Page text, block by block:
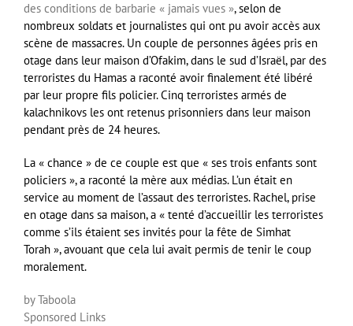
des conditions de barbarie « jamais vues », selon de
nombreux soldats et journalistes qui ont pu avoir accès aux
scène de massacres. Un couple de personnes âgées pris en
otage dans leur maison d’Ofakim, dans le sud d’Israël, par des
terroristes du Hamas a raconté avoir finalement été libéré
par leur propre fils policier. Cinq terroristes armés de
kalachnikovs les ont retenus prisonniers dans leur maison
pendant près de 24 heures.
La « chance » de ce couple est que « ses trois enfants sont
policiers », a raconté la mère aux médias. L’un était en
service au moment de l’assaut des terroristes. Rachel, prise
en otage dans sa maison, a « tenté d’accueillir les terroristes
comme s’ils étaient ses invités pour la fête de Simhat
Torah », avouant que cela lui avait permis de tenir le coup
moralement.
by Taboola
Sponsored Links